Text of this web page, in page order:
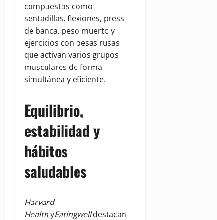
compuestos como
sentadillas, flexiones, press
de banca, peso muerto y
ejercicios con pesas rusas
que activan varios grupos
musculares de forma
simultánea y eficiente.
Equilibrio,
estabilidad y
hábitos
saludables
Harvard
HealthyEatingwelldestacan